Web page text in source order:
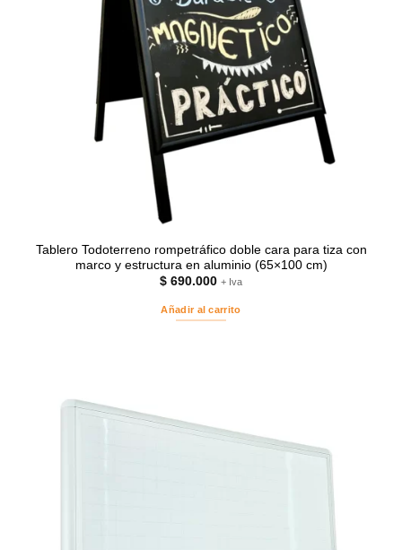
Tablero Todoterreno rompetráfico doble cara para tiza con
marco y estructura en aluminio (65×100 cm)
$ 690.000 + Iva
Añadir al carrito